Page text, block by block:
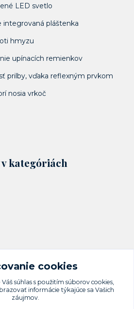
LED svetlo
integrovaná pláštenka
hmyzu
upínacích remienkov
prilby, vďaka reflexným prvkom
nosia vrkoč
kategóriách
cookies
Váš súhlas s použitím súborov cookies,
informácie týkajúce sa Vašich
záujmov.